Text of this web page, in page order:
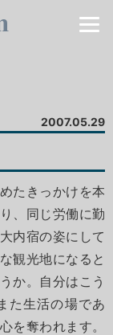
2007.05.29
たきっかけを本
、同じ労働に勤
内宿の姿にして
観光地になると
か。自分はこう
た生活の場であ
を奪われます。